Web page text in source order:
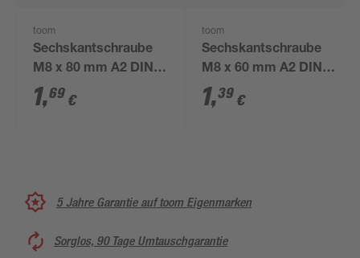
toom
Sechskantschraube
M8 x 80 mm A2 DIN
931
1,69 €
toom
Sechskantschraube
M8 x 60 mm A2 DIN
931
1,39 €
5 Jahre Garantie auf toom Eigenmarken
Sorglos, 90 Tage Umtauschgarantie